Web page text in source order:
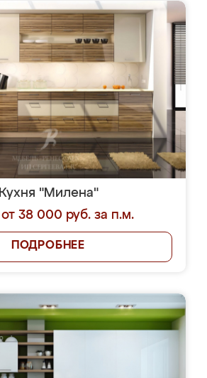
Кухня "Милена"
38 000 руб. за п.м.
ПОДРОБНЕЕ